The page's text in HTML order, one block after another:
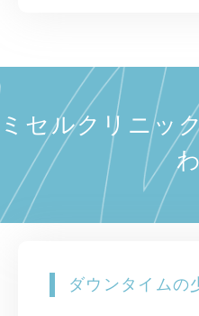
ミセルクリニッ
ダウンタイムの